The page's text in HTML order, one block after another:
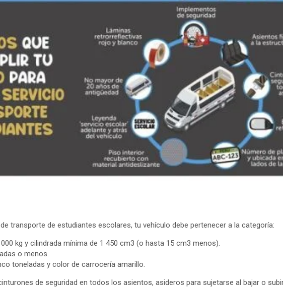
transporte de estudiantes escolares, tu vehículo debe pertenecer a la categoría:
kg y cilindrada mínima de 1 450 cm3 (o hasta 15 cm3 menos).
o menos.
toneladas y color de carrocería amarillo.
de seguridad en todos los asientos, asideros para sujetarse al bajar o